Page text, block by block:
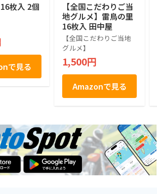
枚入 2個
で見る
【全国こだわりご当
地グルメ】雷鳥の里
16枚入 田中屋
【全国こだわりご当地
グルメ】
1,500円
Amazonで見る